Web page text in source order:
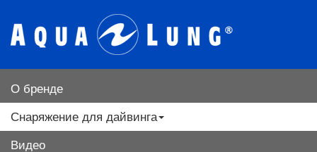
О бренде
Снаряжение для дайвинга
Видео